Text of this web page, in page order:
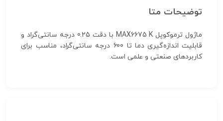
توضیحات متا
ماژول ترموکوپل MAX6675 K با دقت 0.25 درجه سانتی‌گراد و
قابلیت اندازه‌گیری دما تا 600 درجه سانتی‌گراد، مناسب برای
کاربردهای صنعتی و علمی است.